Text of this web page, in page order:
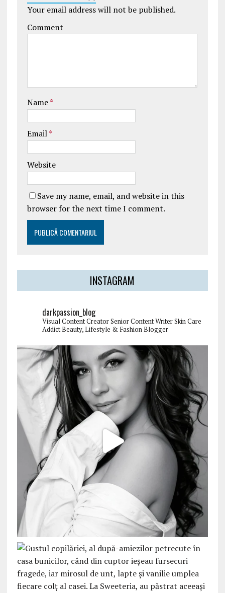
Your email address will not be published.
Comment
Name*
Email*
Website
Save my name, email, and website in this
browser for the next time I comment.
INSTAGRAM
darkpassion_blog
Visual Content CreatorSenior Content WriterSkin Care
AddictBeauty, Lifestyle & Fashion Blogger